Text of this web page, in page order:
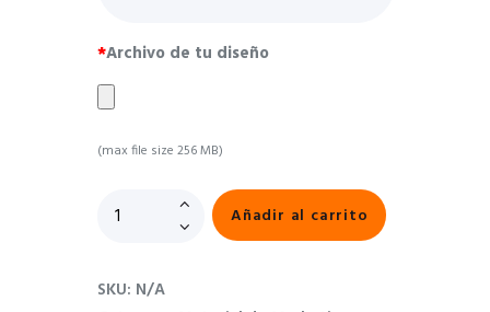
*Archivo de tu diseño
(max file size 256 MB)
Añadir al carrito
SKU: N/A